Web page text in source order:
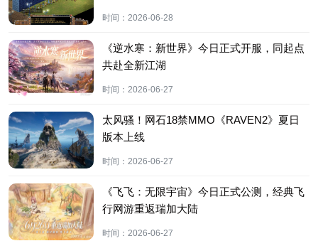
时间： 2026-06-28
《逆水寒：新世界》今日正式开服，同起点
共赴全新江湖
时间： 2026-06-27
太风骚！网石18禁MMO《RAVEN2》夏日
版本上线
时间： 2026-06-27
《飞飞：无限宇宙》今日正式公测，经典飞
行网游重返瑞加大陆
时间： 2026-06-27